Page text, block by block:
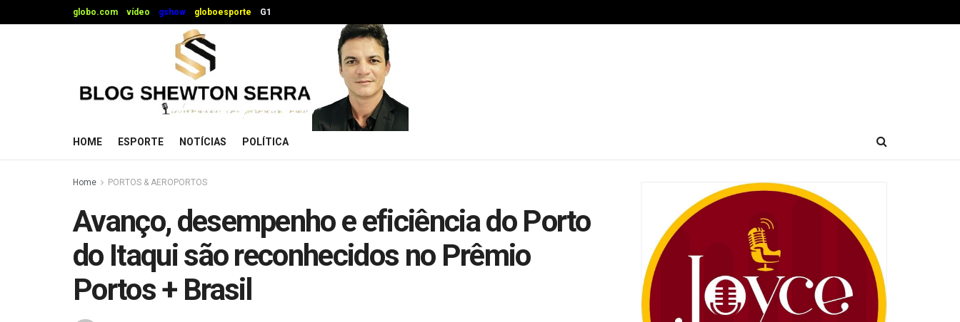
globo.com vídeo gshow globoesporte G1
HOME ESPORTE NOTÍCIAS POLÍTICA
Home PORTOS & AEROPORTOS
Avanço, desempenho e eficiência do Porto
do Itaqui são reconhecidos no Prêmio
Portos + Brasil